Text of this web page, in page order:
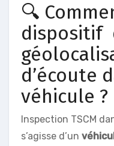
🔍
dispositif
d’écoute
véhicule ?
Inspection TSCM
s’agisse d’un